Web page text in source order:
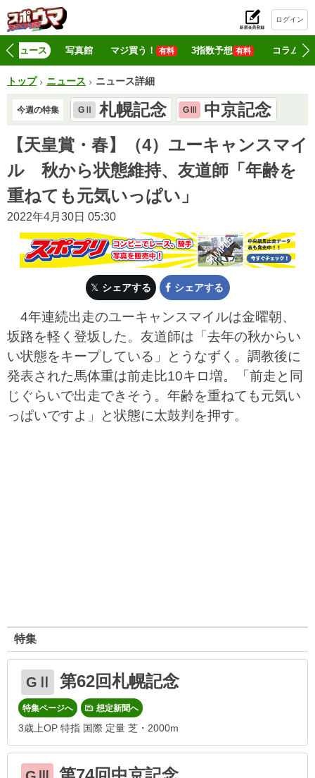
ログイン
ニュース 写真館 マジ買う！ 有料 3指数予想 有料 コラム
トップ ニュース ニュース詳細
今週の特集 GⅡ 札幌記念 GⅢ
中京記念
【天皇賞・春】（4）ユーキャンスマイ
ル 秋から状態維持、友道師「年齢を
重ねても元気いっぱい」
2022年4月30日 05:30
シェアする シェアする
4年連続出走のユーキャンスマイルは金曜朝、
坂路を軽く登坂した。友道師は「去年の秋からい
い状態をキープしている」とうなずく。調教後に
発表された馬体重は前走比10キロ増。「前走と同
じぐらいで出走できそう。年齢を重ねても元気い
っぱいですよ」と状態に太鼓判を押す。
特集
GⅡ 第62回札幌記念
特集ページへ 想定新聞へ
3歳上OP 特指 国際 定量 芝・2000m